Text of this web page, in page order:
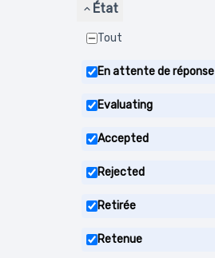
État
Tout
En attente de réponse
Evaluating
Accepted
Rejected
Retirée
Retenue